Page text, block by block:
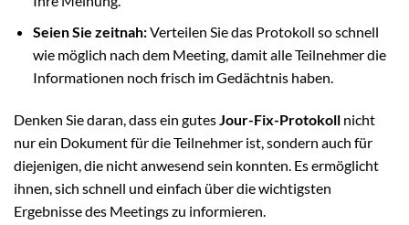
Seien Sie zeitnah:Verteilen Sie das Protokoll so schnell
wie möglich nach dem Meeting, damit alle Teilnehmer die
Informationen noch frisch im Gedächtnis haben.
Denken Sie daran, dass ein gutesJour-Fix-Protokoll nicht
nur ein Dokument für die Teilnehmer ist, sondern auch für
diejenigen, die nicht anwesend sein konnten. Es ermöglicht
ihnen, sich schnell und einfach über die wichtigsten
Ergebnisse des Meetings zu informieren.